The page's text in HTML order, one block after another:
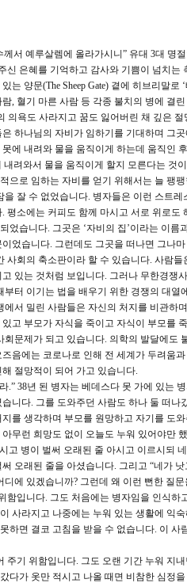
서 예루살렘에 올라가시니” 유대 3대 명
신 은혜를 기억하고 감사와 기쁨이 넘치
는 양문(The Sheep Gate) 곁에 히브리말
, 혈기 마른 사람 등 각종 불치의 병에 결
의욕도 사라지고 꿈도 잃어버린 채 깊은
하나님의 자비가 임하기를 기대하며 그
에 내려와 물을 움직이게 하는데 움직인
려와서 물을 움직이게 할지 모른다는 것
으로 임하는 자비를 얻기 위해서는 늘 팽
잘 수 없었습니다. 병자들은 이런 스트
평소에는 커피도 함께 마시고 서로 위로도
습니다. 그곳은 ‘자비의 집’이라는 이름
었습니다. 그런데도 그곳을 떠나면 그나
사회의 축소판이라 할 수 있습니다. 사람
있는 것처럼 보입니다. 그러나 무한경쟁
터 이기는 법을 배우기 위한 경쟁의 대열
서 밀린 사람들은 자신의 처지를 비관하
고 부모가 자식을 죽이고 자식이 부모를
문제가 되고 있습니다. 의학의 발달에도
음에는 코로나로 인해 전 세계가 두려움
절망적이 되어 가고 있습니다.
.” 38년 된 병자는 베데스다 못 가에 있는
니다. 그를 도와주던 사람도 하나 둘 떠
를 생각하며 부모를 원망하고 자기를 도
무런 희망도 없이 오늘도 누워 있어야만
고 병이 벌써 오래된 줄 아시고 이르시되
오래된 줄을 아셨습니다. 그리고 “네가
에 있겠습니까? 그런데 왜 이런 뻔한 질
입니다. 그도 처음에는 병자임을 인식하
사라지고 나중에는 누워 있는 생활에 익
하면 결코 고침을 받을 수 없습니다. 이
주기 위함입니다. 그도 오랜 기간 누워 지
다가 옷만 적시고 나올 때면 비참한 심정